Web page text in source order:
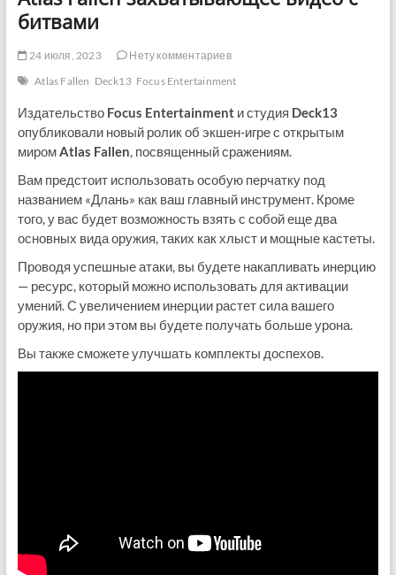
битвами
24 июля, 2023
Нету комментариев
Atlas Fallen Deck13 Focus Entertainment
Издательство Focus Entertainmentи студия Deck13
опубликовали новый ролик об экшен-игре с открытым
миромAtlas Fallen, посвященный сражениям.
Вам предстоит использовать особую перчатку под
названием «Длань» как ваш главный инструмент. Кроме
того, у вас будет возможность взять с собой еще два
основных вида оружия, таких как хлыст и мощные кастеты.
Проводя успешные атаки, вы будете накапливать инерцию
— ресурс, который можно использовать для активации
умений. С увеличением инерции растет сила вашего
оружия, но при этом вы будете получать больше урона.
Вы также сможете улучшать комплекты доспехов.